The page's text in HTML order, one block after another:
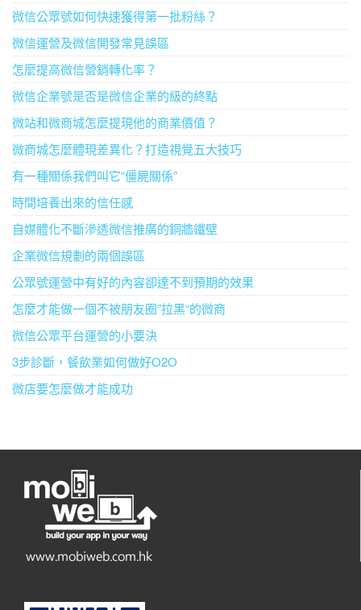
微信公眾號如何快速獲得第一批粉絲？
微信運營及微信開發常見誤區
怎麼提高微信營銷轉化率？
微信企業號是否是微信企業的級的終點
微站和微商城怎麼提現他的商業價值？
微商城怎麼體現差異化？打造視覺五大技巧
有一種關係我們叫它“僵屍關係”
時間培養出來的信任感
自媒體化不斷滲透微信推廣的銅牆鐵壁
企業微信規劃的兩個誤區
公眾號運營中有好的內容卻達不到預期的效果
怎麼才能做一個不被朋友圈”拉黑“的微商
微信公眾平台運營的小要決
3步診斷，餐飲業如何做好O2O
微店要怎麼做才能成功